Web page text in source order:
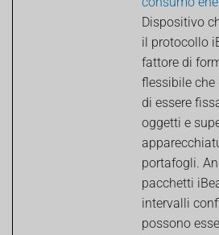
Dispositivo
il protocollo
fattore di
flessibile che
di essere
oggetti e
portafogli.
pacchetti
intervalli
possono